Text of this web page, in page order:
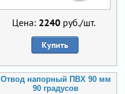
Цена: 2240руб./шт.
Купить
Отвод напорный ПВХ 90 мм
90 градусов